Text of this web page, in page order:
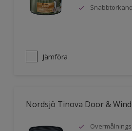
Jämföra
Nordsjö Tinova Door &